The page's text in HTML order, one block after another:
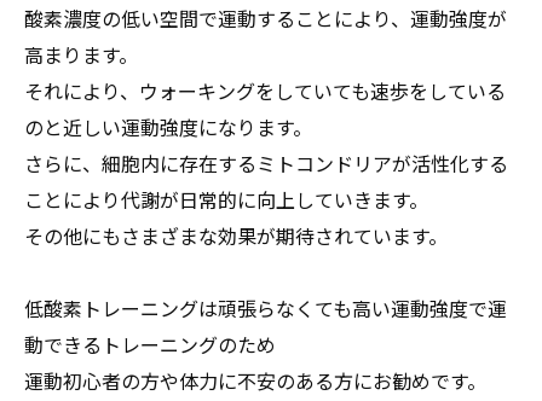
酸素濃度の低い空間で運動することにより、運動強度が
高まります。
それにより、ウォーキングをしていても速歩をしている
のと近しい運動強度になります。
さらに、細胞内に存在するミトコンドリアが活性化する
ことにより代謝が日常的に向上していきます。
その他にもさまざまな効果が期待されています。
低酸素トレーニングは頑張らなくても高い運動強度で運
動できるトレーニングのため
運動初心者の方や体力に不安のある方にお勧めです。